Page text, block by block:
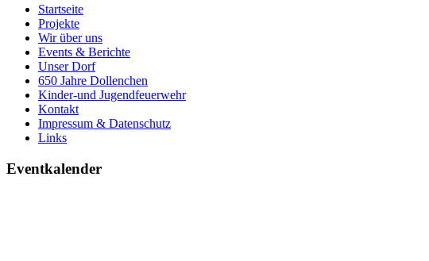
Startseite
Projekte
Wir über uns
Events & Berichte
Unser Dorf
650 Jahre Dollenchen
Kinder-und Jugendfeuerwehr
Kontakt
Impressum & Datenschutz
Links
Eventkalender